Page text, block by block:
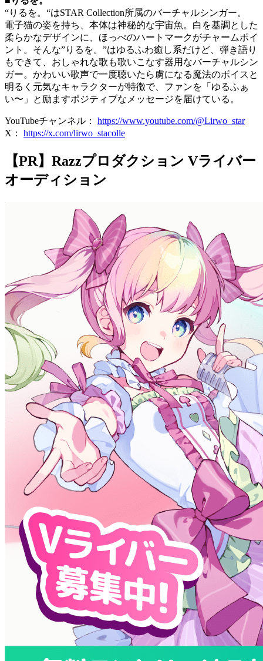
“りるを。“はSTAR Collection所属のバーチャルシンガー。
電子猫の姿を持ち、本体は神秘的な宇宙魚。白を基調とした
柔らかなデザインに、ほっぺのハートマークがチャームポイ
ント。そんな”りるを。”はゆるふわ癒し系だけど、弾き語り
もできて、おしゃれな歌も歌いこなす器用なバーチャルシン
ガー。かわいい歌声で一度聴いたら虜になる魔法のボイスと
明るく元気なキャラクターが特徴で、ファンを「ゆるふぁ
い〜」と励ますポジティブなメッセージを届けている。
YouTubeチャンネル： https://www.youtube.com/@Lirwo_star
X： https://x.com/lirwo_stacolle
【PR】Razzプロダクション Vライバー
オーディション